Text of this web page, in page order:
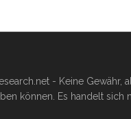
- Keine Gewähr,
können. Es handelt